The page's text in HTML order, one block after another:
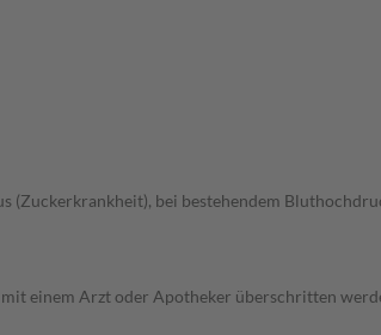
(Zuckerkrankheit), bei bestehendem
einem Arzt oder Apotheker überschritten